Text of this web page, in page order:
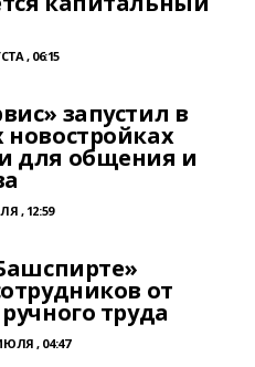
, 06:15
запустил в
для общения и
, 12:59
от
труда
, 04:47